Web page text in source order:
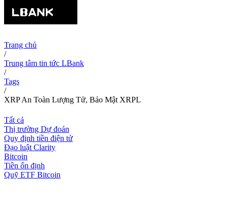
Trang chủ
/
Trung tâm tin tức LBank
/
Tags
/
XRP An Toàn Lượng Tử, Bảo Mật XRPL
Tất cả
Thị trường Dự đoán
Quy định tiền điện tử
Đạo luật Clarity
Bitcoin
Tiền ổn định
Quỹ ETF Bitcoin